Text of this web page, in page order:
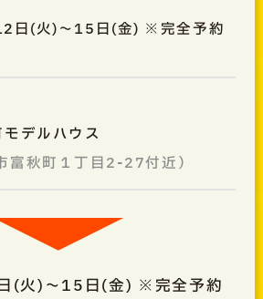
日(火)～15日(金) ※完全予約
デルハウス
富秋町１丁目2-27付近）
(火)～15日(金) ※完全予約